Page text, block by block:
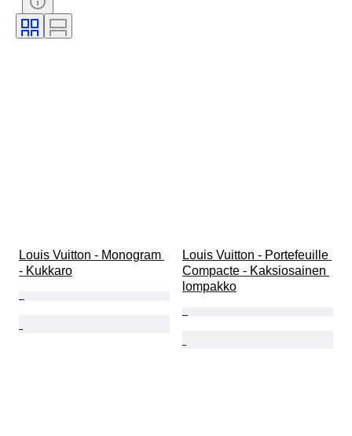
Vaatekoko
Esineen koko
Louis Vuitton - Monogram
- Kukkaro
Louis Vuitton - Portefeuille
Compacte - Kaksiosainen
lompakko